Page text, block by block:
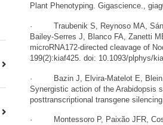
Plant Phenotyping. Gigascience.,
· Traubenik S, Reynoso MA,
Bailey-Serres J, Blanco FA, Zanetti
microRNA172-directed cleavage of
199(2):kiaf425. doi: 10.1093/plphys/
· Bazin J, Elvira-Matelot E, Blein T,
Synergistic action of the Arabidopsis
posttranscriptional transgene
· Montessoro P, Paixão JFR,